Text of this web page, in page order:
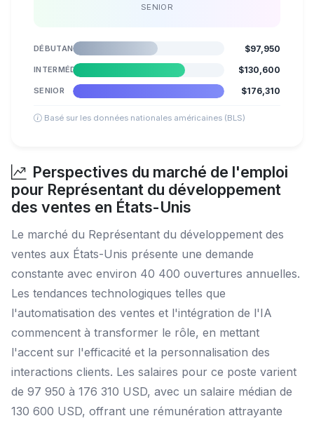
SENIOR
DÉBUTANT $97,950
INTERMÉDIAIRE $130,600
SENIOR $176,310
Basé sur les données nationales américaines (BLS)
Perspectives du marché de l'emploi
pour Représentant du développement
des ventes en États-Unis
Le marché du Représentant du développement des
ventes aux États-Unis présente une demande
constante avec environ 40 400 ouvertures annuelles.
Les tendances technologiques telles que
l'automatisation des ventes et l'intégration de l'IA
commencent à transformer le rôle, en mettant
l'accent sur l'efficacité et la personnalisation des
interactions clients. Les salaires pour ce poste varient
de 97 950 à 176 310 USD, avec un salaire médian de
130 600 USD, offrant une rémunération attrayante